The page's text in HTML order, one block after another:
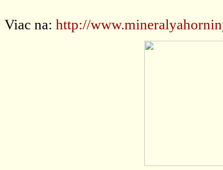
Viac na: http://